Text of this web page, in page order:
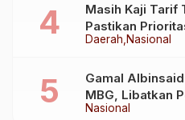
Daerah Nasional
Masih Kaji Tarif
Pastikan
Masyarakat
Nasional
Gamal
MBG, Libatkan
Sosial